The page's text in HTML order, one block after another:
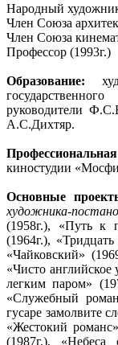
Народный
Член Союза
Член Союза
Профессор (1993г.)
Образование:
руководители
А.С.Дихтяр.
киностудии
Основные
художника-
(1958г.), «Путь к
(1964г.),
«Чайковский»
«Чисто
легким паром»
«Служебный
гусаре замолвите
«Жестокий
(1987г.), «Небеса